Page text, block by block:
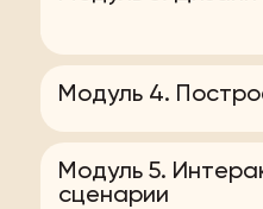
Модуль 4.
Модуль 5.
сценарии